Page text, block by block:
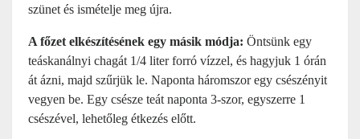
szünet és ismételje meg újra.
A főzet elkészítésének egy másik módja: Öntsünk egy
teáskanálnyi chagát 1/4 liter forró vízzel, és hagyjuk 1 órán
át ázni, majd szűrjük le. Naponta háromszor egy csészényit
vegyen be. Egy csésze teát naponta 3-szor, egyszerre 1
csészével, lehetőleg étkezés előtt.